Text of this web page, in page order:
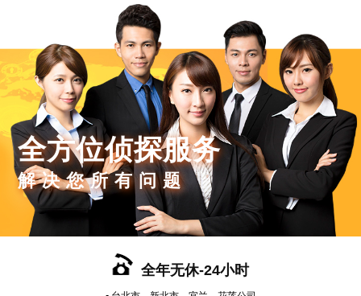
全方位侦探服务
解决您所有问题
全年无休-24小时